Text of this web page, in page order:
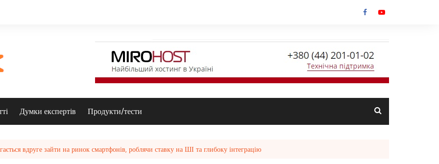
Думки експертів Продукти/тести
вдруге зайти на ринок смартфонів, роблячи ставку на ШІ та глибоку інтеграцію